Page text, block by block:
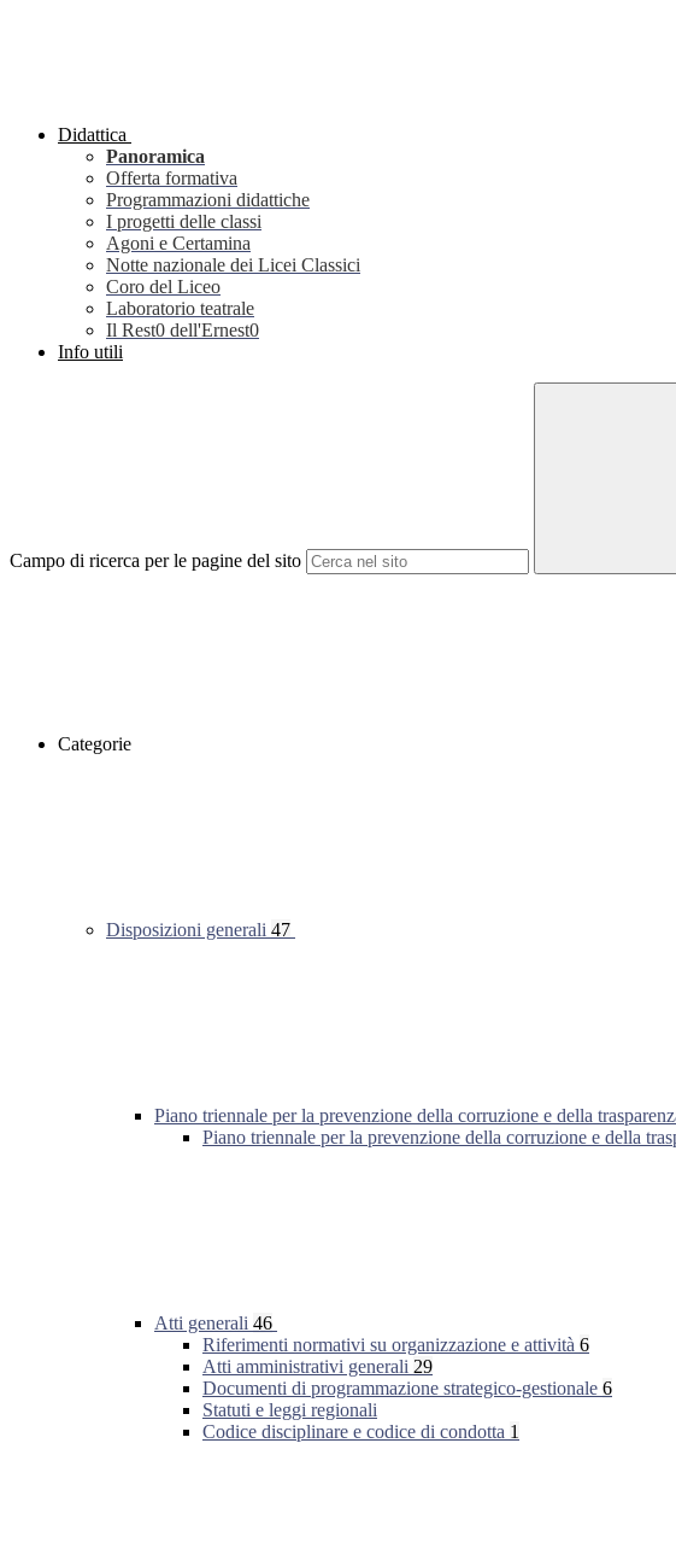
Didattica
Panoramica
Offerta formativa
Programmazioni didattiche
I progetti delle classi
Agoni e Certamina
Notte nazionale dei Licei Classici
Coro del Liceo
Laboratorio teatrale
Il Rest0 dell'Ernest0
Info utili
Campo di ricerca per le pagine del sito
Categorie
Disposizioni generali 47
Piano triennale per la prevenzione della corruzione e della
Piano triennale per la prevenzione della corruzione e della
Atti generali 46
Riferimenti normativi su organizzazione e attività 6
Atti amministrativi generali 29
Documenti di programmazione strategico-gestionale 6
Statuti e leggi regionali
Codice disciplinare e codice di condotta 1